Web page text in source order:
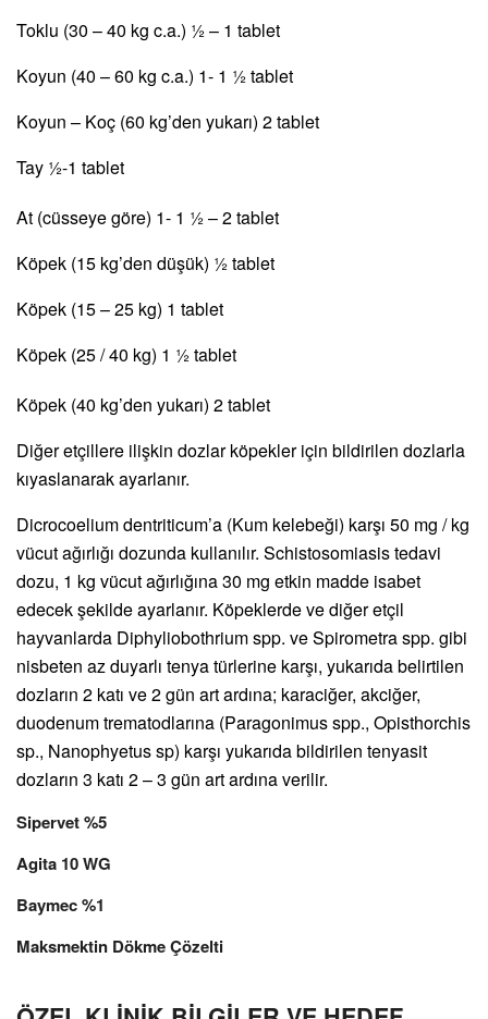
Toklu (30 – 40 kg c.a.) ½ – 1 tablet
Koyun (40 – 60 kg c.a.) 1- 1 ½ tablet
Koyun – Koç (60 kg’den yukarı) 2 tablet
Tay ½-1 tablet
At (cüsseye göre) 1- 1 ½ – 2 tablet
Köpek (15 kg’den düşük) ½ tablet
Köpek (15 – 25 kg) 1 tablet
Köpek (25 / 40 kg) 1 ½ tablet
Köpek (40 kg’den yukarı) 2 tablet
Diğer etçillere ilişkin dozlar köpekler için bildirilen dozlarla
kıyaslanarak ayarlanır.
Dicrocoelium dentriticum’a (Kum kelebeği) karşı 50 mg / kg
vücut ağırlığı dozunda kullanılır. Schistosomiasis tedavi
dozu, 1 kg vücut ağırlığına 30 mg etkin madde isabet
edecek şekilde ayarlanır. Köpeklerde ve diğer etçil
hayvanlarda Diphyliobothrium spp. ve Spirometra spp. gibi
nisbeten az duyarlı tenya türlerine karşı, yukarıda belirtilen
dozların 2 katı ve 2 gün art ardına; karaciğer, akciğer,
duodenum trematodlarına (Paragonimus spp., Opisthorchis
sp., Nanophyetus sp) karşı yukarıda bildirilen tenyasit
dozların 3 katı 2 – 3 gün art ardına verilir.
Sipervet %5
Agita 10 WG
Baymec %1
Maksmektin Dökme Çözelti